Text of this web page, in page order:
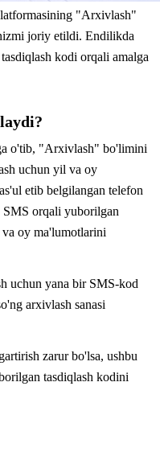
"Arxivlash"
joriy etildi. Endilikda
kodi orqali amalga
o'tib, "Arxivlash" bo'limini
uchun yil va oy
etib belgilangan telefon
orqali yuborilgan
oy ma'lumotlarini
uchun yana bir SMS-kod
arxivlash sanasi
zarur bo'lsa, ushbu
tasdiqlash kodini